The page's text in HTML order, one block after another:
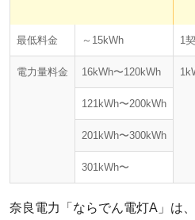
最低料金 ～15kWh 1
電力量料金 16kWh〜120kWh
121kWh〜200kWh
201kWh〜300kWh
301kWh〜
奈良電力「ならでん電灯A」は